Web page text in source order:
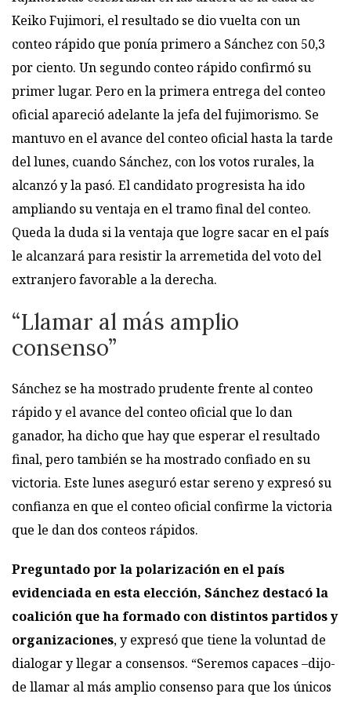
Keiko Fujimori, el resultado se dio vuelta con un
conteo rápido que ponía primero a Sánchez con 50,3
por ciento. Un segundo conteo rápido confirmó su
primer lugar. Pero en la primera entrega del conteo
oficial apareció adelante la jefa del fujimorismo. Se
mantuvo en el avance del conteo oficial hasta la tarde
del lunes, cuando Sánchez, con los votos rurales, la
alcanzó y la pasó. El candidato progresista ha ido
ampliando su ventaja en el tramo final del conteo.
Queda la duda si la ventaja que logre sacar en el país
le alcanzará para resistir la arremetida del voto del
extranjero favorable a la derecha.
“Llamar al más amplio
consenso”
Sánchez se ha mostrado prudente frente al conteo
rápido y el avance del conteo oficial que lo dan
ganador, ha dicho que hay que esperar el resultado
final, pero también se ha mostrado confiado en su
victoria. Este lunes aseguró estar sereno y expresó su
confianza en que el conteo oficial confirme la victoria
que le dan dos conteos rápidos.
Preguntado por la polarización en el país
evidenciada en esta elección, Sánchez destacó la
coalición que ha formado con distintos partidos y
organizaciones, y expresó que tiene la voluntad de
dialogar y llegar a consensos. “Seremos capaces –dijo-
de llamar al más amplio consenso para que los únicos